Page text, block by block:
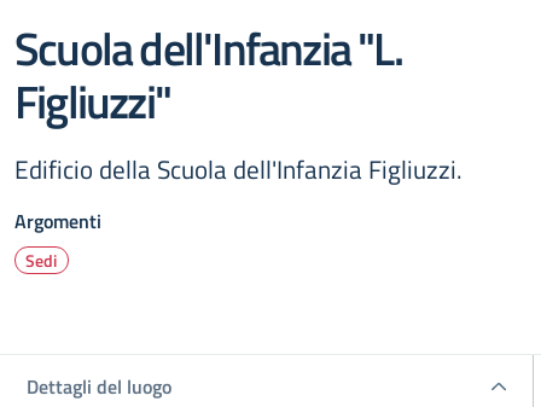
Scuola dell'Infanzia "L.
Figliuzzi"
Edificio della Scuola dell'Infanzia Figliuzzi.
Argomenti
Sedi
Dettagli del luogo